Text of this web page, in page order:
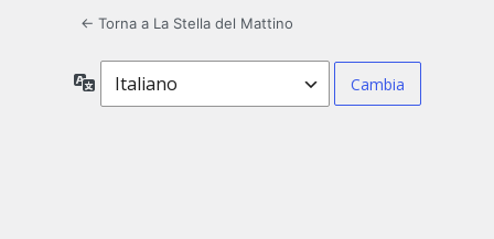
← Torna a La Stella del Mattino
Lingua